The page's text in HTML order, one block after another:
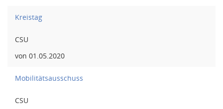
Kreistag
CSU
von 01.05.2020
Mobilitätsausschuss
CSU